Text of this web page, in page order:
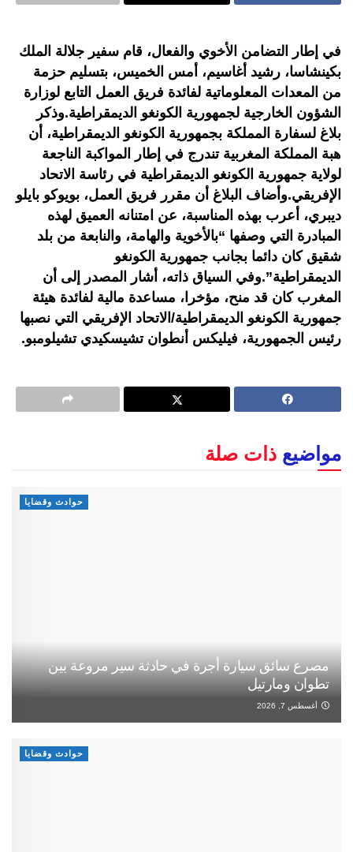
في إطار التضامن الأخوي والفعال، قام سفير جلالة الملك
بكينشاسا، رشيد أغاسيم، أمس الخميس، بتسليم حزمة
من المعدات المعلوماتية لفائدة فريق العمل التابع لوزارة
الشؤون الخارجية لجمهورية الكونغو الديمقراطية.وذكر
بلاغ لسفارة المملكة بجمهورية الكونغو الديمقراطية، أن
هبة المملكة المغربية تندرج في إطار المواكبة الناجعة
لولاية جمهورية الكونغو الديمقراطية في رئاسة الاتحاد
الإفريقي.وأضاف البلاغ أن مقرر فريق العمل، بويوكو بايلو
ديبري، أعرب بهذه المناسبة، عن امتنانه العميق لهذه
المبادرة التي وصفها “بالأخوية والهامة، والنابعة من بلد
شقيق كان دائما بجانب جمهورية الكونغو
الديمقراطية”.وفي السياق ذاته، أشار المصدر إلى أن
المغرب كان قد منح، مؤخرا، مساعدة مالية لفائدة هيئة
جمهورية الكونغو الديمقراطية/الاتحاد الإفريقي التي نصبها
رئيس الجمهورية، فيليكس أنطوان تشيسكيدي تشيلومبو.
مواضيع ذات صلة
حوادث وقضايا
مصرع سائق سيارة أجرة في حادثة سير مروعة بين
تطوان ومارتيل
أغسطس 7, 2026
حوادث وقضايا